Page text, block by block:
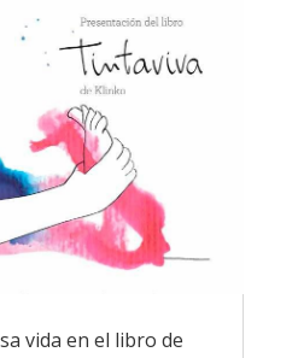
vida en el libro de